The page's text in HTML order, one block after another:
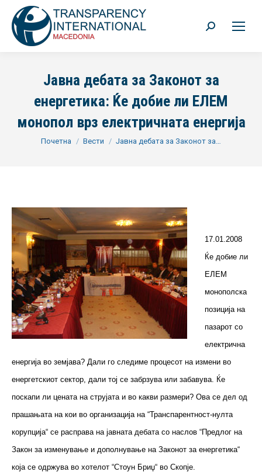
Search:
Јавна дебата за Законот за
енергетика: Ќе добие ли ЕЛЕМ
монопол врз електричната енергија
You are here:
Почетна Вести Јавна дебата за Законот за…
17.01.2008
Ќе добие ли
ЕЛЕМ
монополска
позиција на
пазарот со
електрична
енергија во земјава? Дали го следиме процесот на измени во
енергетскиот сектор, дали тој се забрзува или забавува. Ќе
поскапи ли цената на струјата и во какви размери? Ова се дел од
прашањата на кои во организација на “Транспарентност-нулта
корупција“ се расправа на јавната дебата со наслов “Предлог на
Закон за изменување и дополнување на Законот за енергетика“
која се одржува во хотелот “Стоун Бриџ“ во Скопје.